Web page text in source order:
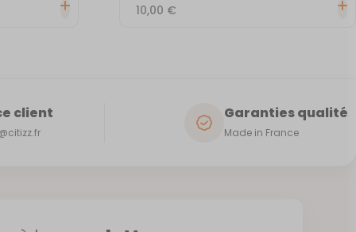
10,00 €
client Garanties qualité
Made in France